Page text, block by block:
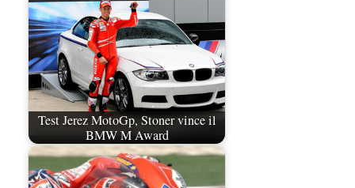
Test Jerez MotoGp, Stoner vince il
BMW M Award